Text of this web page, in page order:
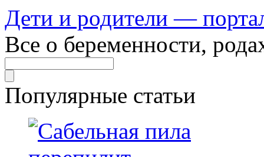
Дети и родители —
Все о беременности,
Популярные статьи